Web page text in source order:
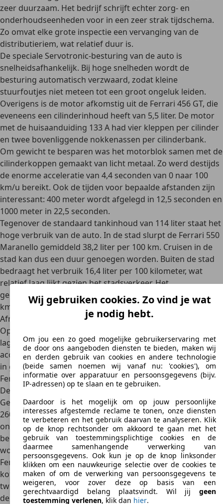
zeer duurzaam. Het bedrijf schrijft echter zorg- en
onderhoudseenheden voor in een zeer strak tijdschema.
Zo omvat elke grote inspectie een vervanging van de
distributieriem, wat relatief duur is.
De speciale Servotronic-besturing van de auto is
snelheidsafhankelijk. Bij hoge snelheden wordt de
besturing automatisch verzwaard, zodat kleine
stuurfoutjes niet meteen tot een groot ongeluk leiden.
Overigens is de motor afkomstig uit de Ferrari 456 GT, die
eveneens een cilinderinhoud heeft van 5,5 liter. De motor
met de huisaanduiding 133 A had vier kleppen per cilinder
en twee bovenliggende nokkenassen per cilinderbank.
Om gewicht te besparen was het motorblok samen met de
cilinderkoppen gemaakt van licht metaal. Zo werd destijds
de enorme acceleratie van 4,4 seconden van 0 naar 100
km/u bereikt. Ook de tijden voor bepaalde afstanden zijn
interessant: 400 meter wordt afgelegd in 12,5 seconden en
1000 meter in 22,5 seconden.
Tegenover de standaard tankinhoud van 114 liter staat het
hoge verbruik van de auto. In de stad slurpt de Ferrari 550
Maranello gemiddeld 38,2 liter per 100 km. Cruisen in de
stad kan dus een duur genoegen worden. Buiten de stad
bedraagt het verbruik 16,4 liter per 100 kilometer, wat
relatief laag lijkt gezien het stadsverkeer. Het
gecombineerde verbruik bedraagt dus 24,4 liter per 100
km.
Afmetingen
Op typische Ferrari-manier is ook de 550 Maranello een
lage en brede sportwagen. Hij is ontworpen voorhoge
acceleratie en topsnelheid. Daar zijn de ontwerpers zeker
in geslaagd. Met zijn kleine draaicirkel van 11,6 meter is de
Ferrari 550 wendbaar en geschikt voor dagelijks gebruik.
De bagageruimte is gemiddeld voor een sportwagen.
Gezien het totale gewicht mag toch een lading van slechts
260 kilogram worden meegenomen. De bagageruimte
onder de achterklep is gemakkelijk toegankelijk en zacht
bekleed. Als accessoire kon een speciale set koffers
worden aangeschaft die precies in de kofferbak van de
Ferrari 550 Maranello passen. Het gaat om twee lederen
koffers, een schoenentas en een beautycase. Er waren ook
twee bijpassende reistassen van hetzelfde materiaal die op
de vleugel achter de voorstoelen pasten.
Wij gebruiken cookies. Zo vind je wat
je nodig hebt.
Om jou een zo goed mogelijke gebruikerservaring met
de door ons aangeboden diensten te bieden, maken wij
en derden gebruik van cookies en andere technologie
(beide samen noemen wij vanaf nu: 'cookies'), om
informatie over apparatuur en persoonsgegevens (bijv.
IP-adressen) op te slaan en te gebruiken.
Daardoor is het mogelijk om op jouw persoonlijke
interesses afgestemde reclame te tonen, onze diensten
te verbeteren en het gebruik daarvan te analyseren. Klik
op de knop rechtsonder om akkoord te gaan met het
gebruik van toestemmingsplichtige cookies en de
daarmee samenhangende verwerking van
persoonsgegevens. Ook kun je op de knop linksonder
klikken om een nauwkeurige selectie over de cookies te
maken of om de verwerking van persoonsgegevens te
weigeren, voor zover deze op basis van een
gerechtvaardigd belang plaatsvindt. Wil jij geen
toestemming verlenen, klik dan hier.